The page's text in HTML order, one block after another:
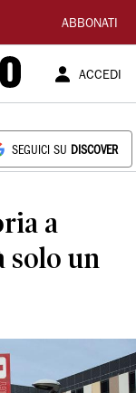
ABBONATI
ACCEDI
SEGUICI SU DISCOVER
a
solo un